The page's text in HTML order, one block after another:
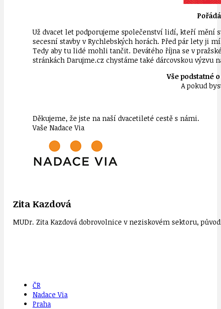
Už dvacet let podporujeme společenství lidí, kteří
secesní stavby v Rychlebských horách. Před pár lety ji
Tedy aby tu lidé mohli tančit. Devátého října se v
stránkách Darujme.cz chystáme také dárcovskou výzvu
Vše podstatné
A pokud
Děkujeme, že jste na naší dvacetileté cestě s námi.
Vaše Nadace Via
Zita Kazdová
MUDr. Zita Kazdová dobrovolnice v neziskovém sektoru,
ČR
Nadace Via
Praha